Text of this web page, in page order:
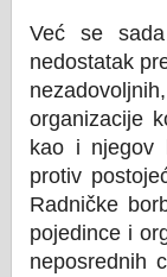
Već se
nedostatak
organizacije
kao i njegov
protiv
Radničke
pojedince i
neposrednih